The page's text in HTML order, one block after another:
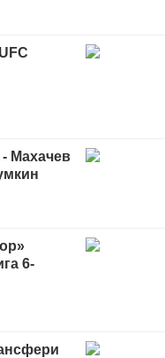
Махачев
6-